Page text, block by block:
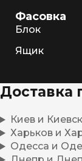
Фасовка
Блок
Ящик
Доставка
Киев и
Харьков и
Одесса и